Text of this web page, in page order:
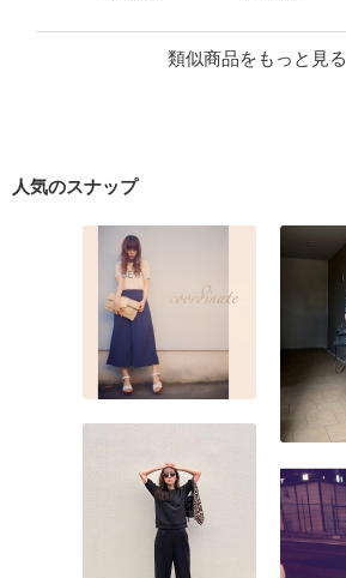
類似商品をもっと見る
人気のスナップ